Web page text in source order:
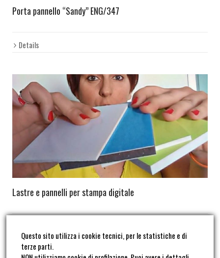
Porta pannello “Sandy” ENG/347
Details
Lastre e pannelli per stampa digitale
Questo sito utilizza i cookie tecnici, per le statistiche e di
terze parti.